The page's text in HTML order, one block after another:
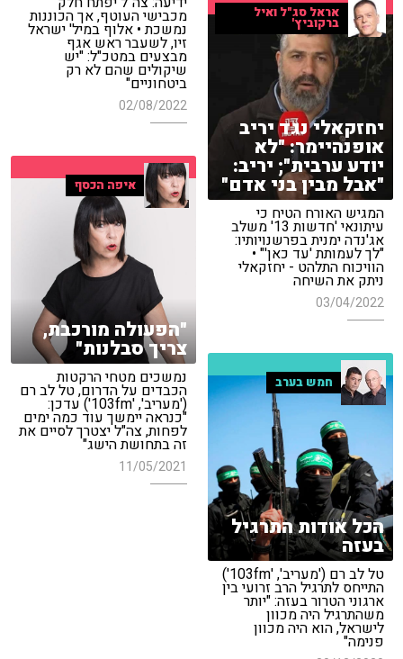
מכבישי העוטף, אך הכוננות
נמשכת • אלוף במיל' ישראל
זיו, לשעבר ראש אגף
מבצעים במטכ"ל: "יש
שיקולים שהם לא רק
ביטחוניים"
02/08/2022
אראל סג"ל ואיל
ברקוביץ'
יחזקאלי נגד יריב
אופנהיימר: "לא
יודע ערבית"; יריב:
"אבל מבין בני אדם"
המגיש האורח הטיח כי
עיתונאי 'חדשות 13' משלב
אג'נדה ימנית בפרשנויותיו:
"לך לעמותת 'עד כאן'" •
הוויכוח התלהט - יחזקאלי
ניתק את השיחה
03/04/2022
איפה הכסף
"הפעולה מורכבת,
צריך סבלנות"
נמשכים מטחי הרקטות
הכבדים על הדרום, טל לב רם
('מעריב', '103fm') עדכן:
"כנראה יימשך עוד כמה ימים
לפחות, צה"ל יצטרך לסיים את
זה בתחושת הישג"
11/05/2021
חמש בערב
הכל אודות התרגיל
בעזה
טל לב רם ('מעריב', '103fm')
התייחס לתרגיל הרב זרועי בין
ארגוני הטרור בעזה: "יותר
משהתרגיל היה מכוון
לישראל, הוא היה מכוון
פנימה"